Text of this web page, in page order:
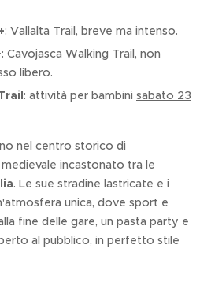
: Vallalta Trail, breve ma intenso.
: Cavojasca Walking Trail, non
libero.
: attività per bambini sabato 23
nel centro storico di
incastonato tra le
. Le sue stradine lastricate e i
unica, dove sport e
fine delle gare, un pasta party e
al pubblico, in perfetto stile